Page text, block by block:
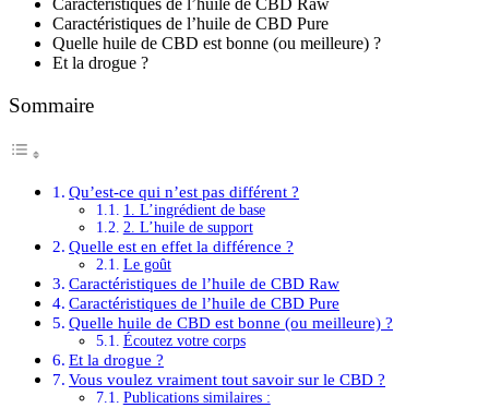
Caractéristiques de l’huile de CBD Raw
Caractéristiques de l’huile de CBD Pure
Quelle huile de CBD est bonne (ou meilleure) ?
Et la drogue ?
Sommaire
Qu’est-ce qui n’est pas différent ?
1. L’ingrédient de base
2. L’huile de support
Quelle est en effet la différence ?
Le goût
Caractéristiques de l’huile de CBD Raw
Caractéristiques de l’huile de CBD Pure
Quelle huile de CBD est bonne (ou meilleure) ?
Écoutez votre corps
Et la drogue ?
Vous voulez vraiment tout savoir sur le CBD ?
Publications similaires :